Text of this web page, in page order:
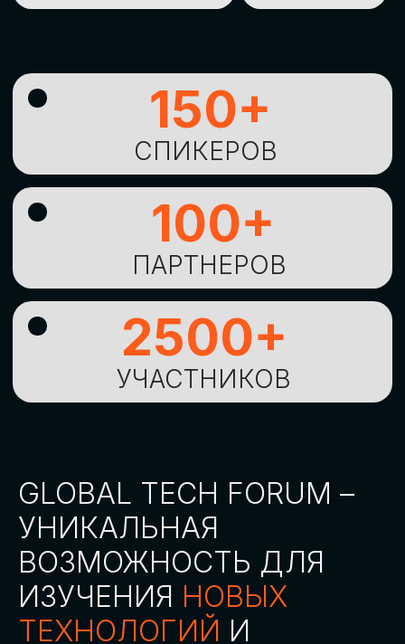
GLOBAL TECH FORUM –
ИЗУЧЕНИЯНОВЫХ
ТЕХНОЛОГИЙИ
СТРАТЕГИЧЕСКИХ
ПОДХОДОВ К ЦИФРОВОЙ
ТРАНСФОРМАЦИИ
БИЗНЕСА
ОСТАВИТЬ
ЗАЯВКУ
СКАЧАТЬ ПРОГРАММУ
СТАТЬ СПИКЕРОМ
Оставьте заявку, наши менеджеры
СТАТЬ УЧАСТНИКОМ